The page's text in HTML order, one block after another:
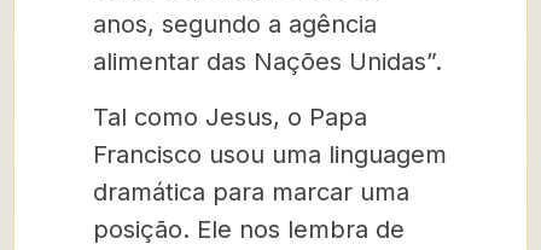
anos, segundo a agência
alimentar das Nações Unidas”.
Tal como Jesus, o Papa
Francisco usou uma linguagem
dramática para marcar uma
posição. Ele nos lembra de